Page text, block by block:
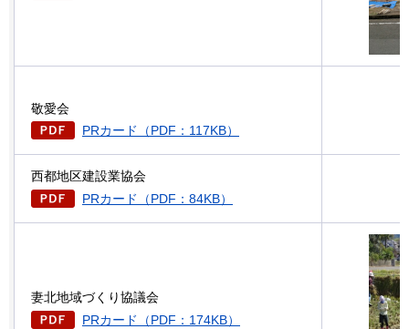
敬愛会
PRカード（PDF：117KB）
西都地区建設業協会
PRカード（PDF：84KB）
妻北地域づくり協議会
PRカード（PDF：174KB）